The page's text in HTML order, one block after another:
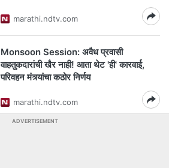
marathi.ndtv.com
Monsoon Session: अवैध प्रवासी
वाहतुकदारांची खैर नाही! आता थेट 'ही' कारवाई,
परिवहन मंत्र्यांचा कठोर निर्णय
marathi.ndtv.com
ADVERTISEMENT